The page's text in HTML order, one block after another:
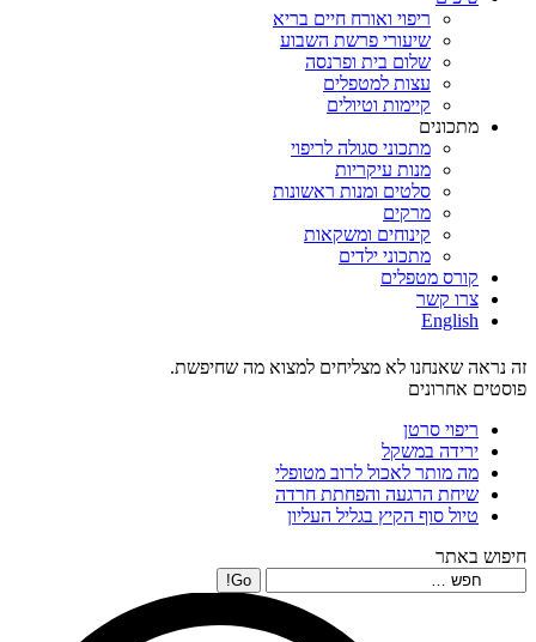
ריפוי ואורח חיים בריא
שיעורי פרשת השבוע
שלום בית ופרנסה
עצות למטפלים
קיימות וטיולים
מתכונים
מתכוני סגולה לריפוי
מנות עיקריות
סלטים ומנות ראשונות
מרקים
קינוחים ומשקאות
מתכוני ילדים
קורס מטפלים
צרו קשר
English
זה נראה שאנחנו לא מצליחים למצוא מה שחיפשת.
פוסטים אחרונים
ריפוי סרטן
ירידה במשקל
מה מותר לאכול לרוב מטופלי
שיחת הרגעה והפחתת חרדה
טיול סוף הקיץ בגליל העליון
חיפוש באתר
Search: